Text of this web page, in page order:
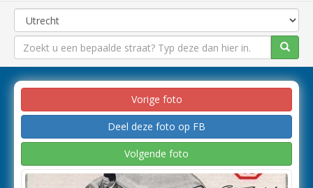
Vorige foto
Deel deze foto op FB
Volgende foto